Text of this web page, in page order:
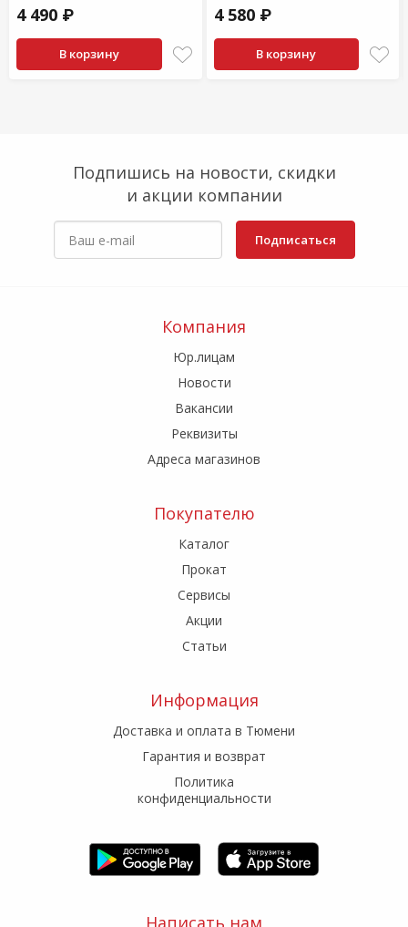
4 490 ₽
В корзину
4 580 ₽
В корзину
Подпишись на новости, скидки
и акции компании
Подписаться
Компания
Юр.лицам
Новости
Вакансии
Реквизиты
Адреса магазинов
Покупателю
Каталог
Прокат
Сервисы
Акции
Статьи
Информация
Доставка и оплата в Тюмени
Гарантия и возврат
Политика
конфиденциальности
Написать нам